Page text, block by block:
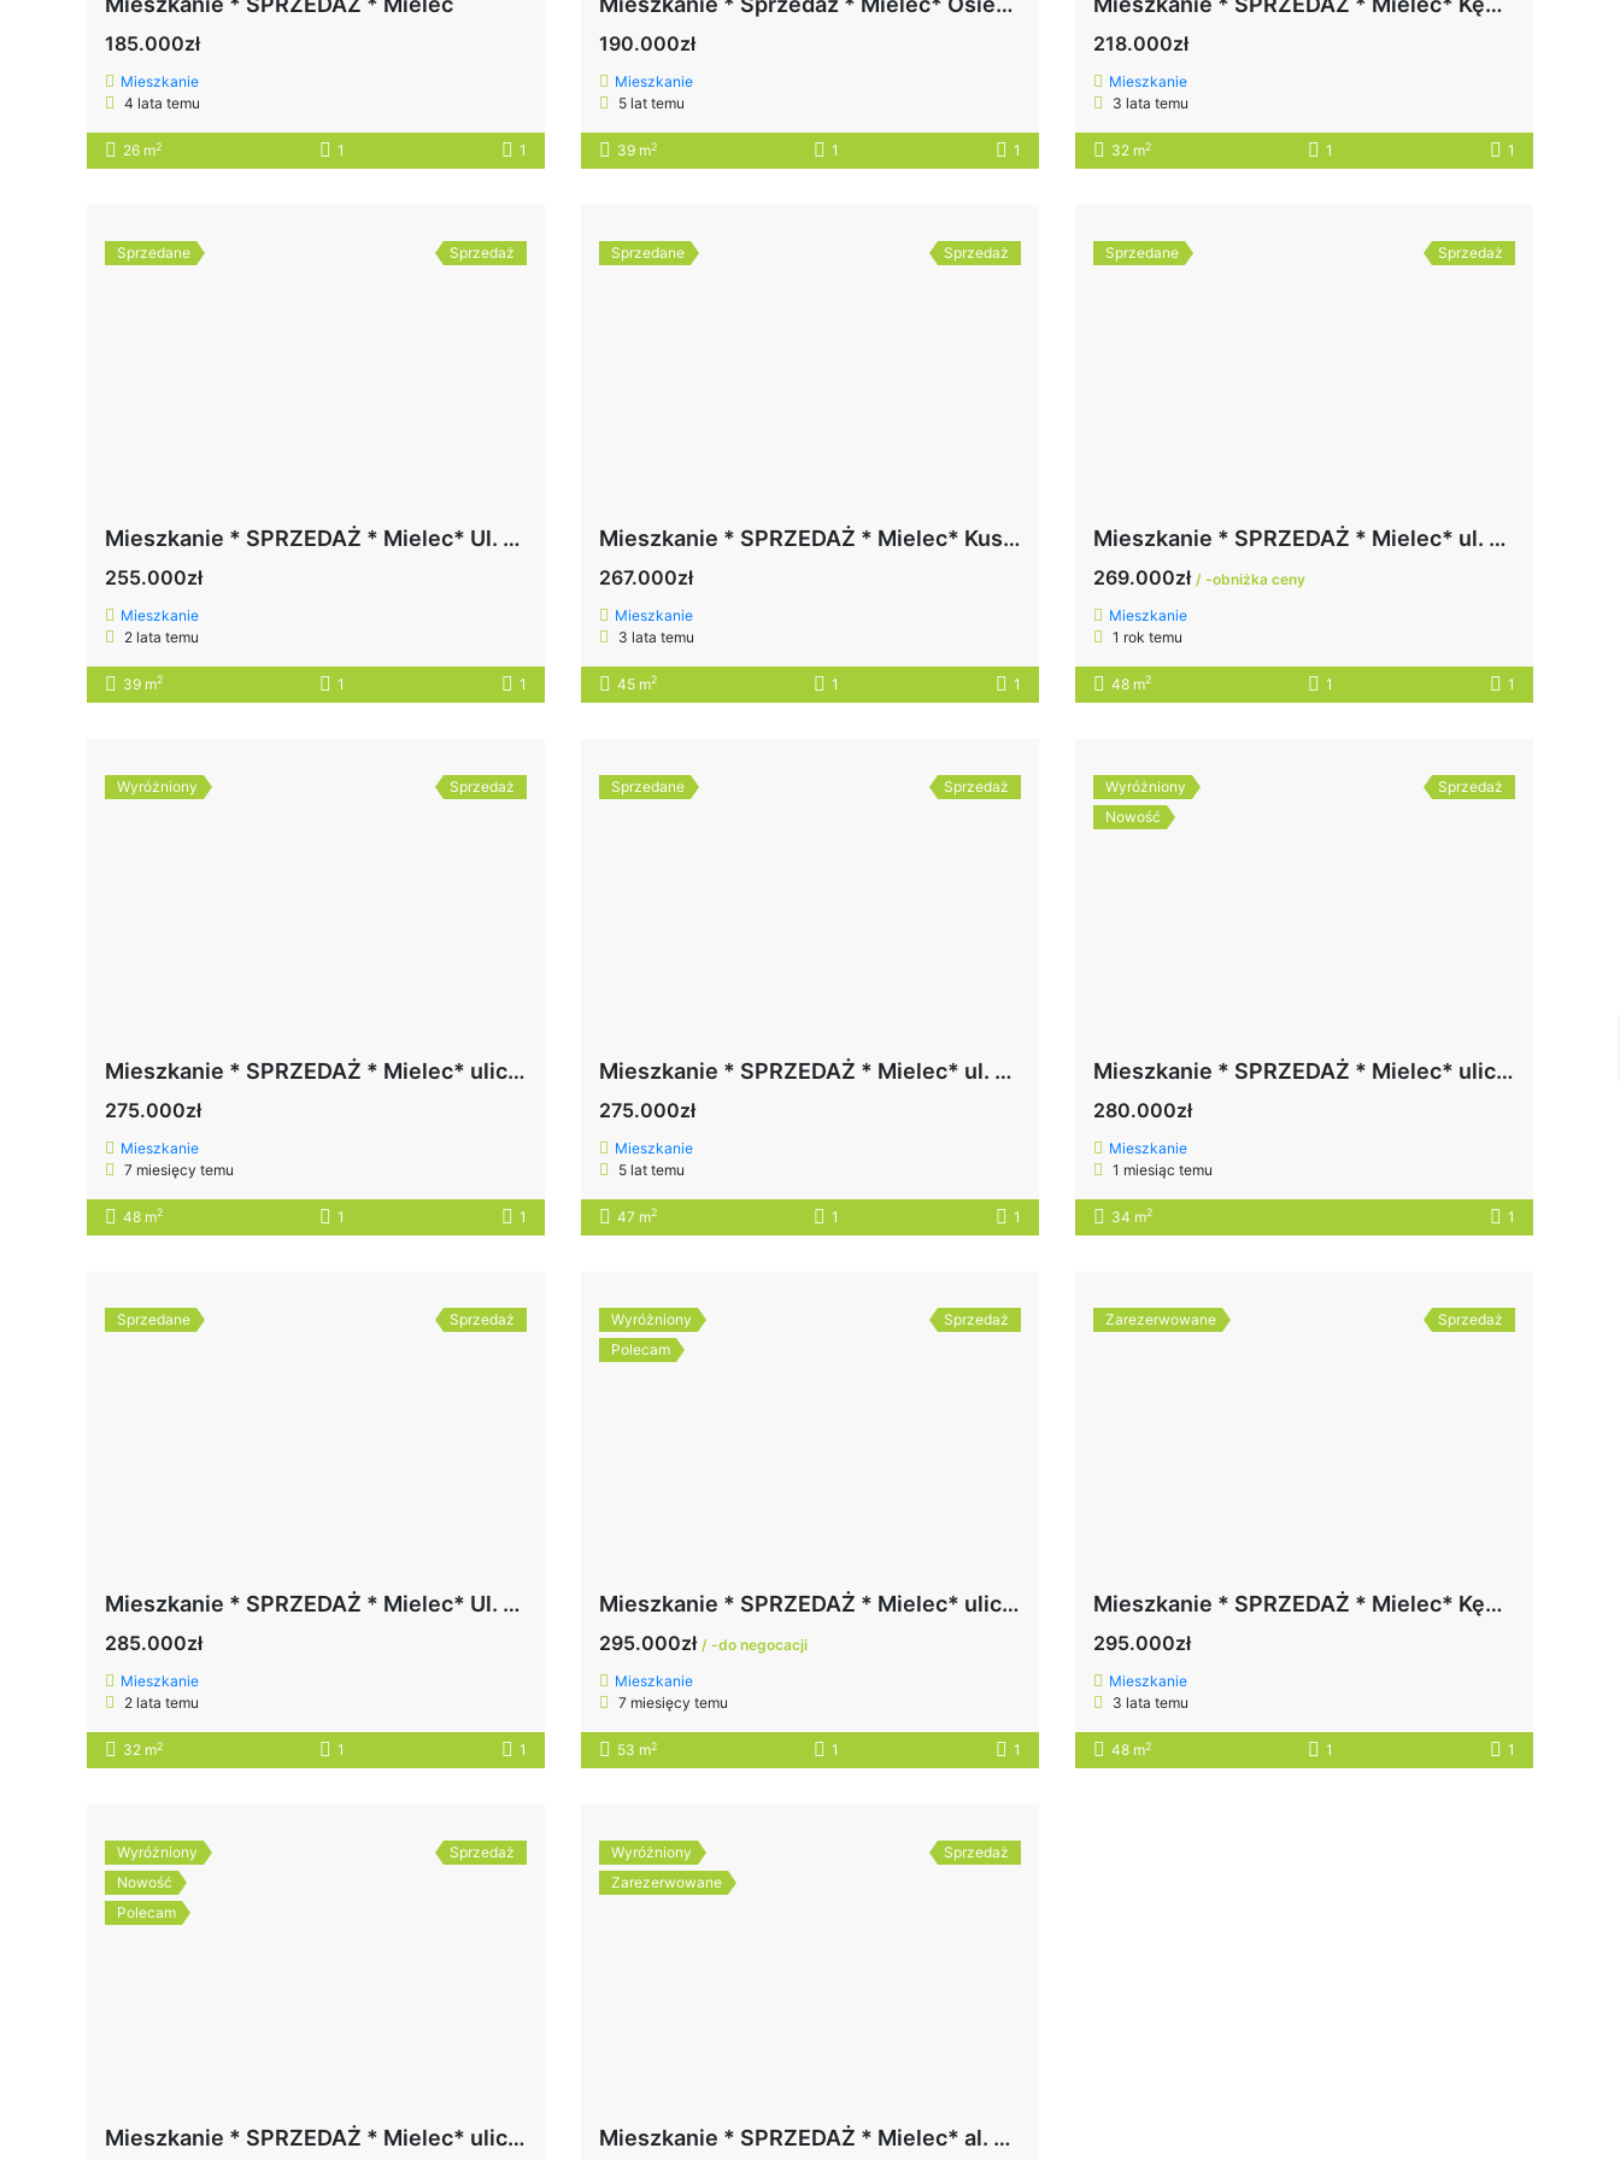
185.000zł
Mieszkanie
4 lata temu
26 m2 1 1
190.000zł
Mieszkanie
5 lat temu
39 m2 1 1
218.000zł
Mieszkanie
3 lata temu
32 m2 1 1
Sprzedane Sprzedaż
Mieszkanie * SPRZEDAŻ * Mielec* Ul. Kusocińskiego
255.000zł
Mieszkanie
2 lata temu
39 m2 1 1
Sprzedane Sprzedaż
Mieszkanie * SPRZEDAŻ * Mielec* Kusocińskiego
267.000zł
Mieszkanie
3 lata temu
45 m2 1 1
Sprzedane Sprzedaż
Mieszkanie * SPRZEDAŻ * Mielec* ul. Tetmajera*SPRZEDANE
269.000zł / -obniżka ceny
Mieszkanie
1 rok temu
48 m2 1 1
Wyróżniony Sprzedaż
Mieszkanie * SPRZEDAŻ * Mielec* ulica Bajana
275.000zł
Mieszkanie
7 miesięcy temu
48 m2 1 1
Sprzedane Sprzedaż
Mieszkanie * SPRZEDAŻ * Mielec* ul. Kraszewskiego
275.000zł
Mieszkanie
5 lat temu
47 m2 1 1
Wyróżniony
Nowość
Sprzedaż
Mieszkanie * SPRZEDAŻ * Mielec* ulica Kusocińskiego
280.000zł
Mieszkanie
1 miesiąc temu
34 m2 1
Sprzedane Sprzedaż
Mieszkanie * SPRZEDAŻ * Mielec* Ul. Hugo Kołłątaja*REZERWACJA !
285.000zł
Mieszkanie
2 lata temu
32 m2 1 1
Wyróżniony
Polecam
Sprzedaż
Mieszkanie * SPRZEDAŻ * Mielec* ulica Kusocińskiego
295.000zł / -do negocacji
Mieszkanie
7 miesięcy temu
53 m2 1 1
Zarezerwowane Sprzedaż
Mieszkanie * SPRZEDAŻ * Mielec* Kędziora
295.000zł
Mieszkanie
3 lata temu
48 m2 1 1
Wyróżniony
Nowość
Polecam
Sprzedaż
Mieszkanie * SPRZEDAŻ * Mielec* ulica Solskiego
Wyróżniony
Zarezerwowane
Sprzedaż
Mieszkanie * SPRZEDAŻ * Mielec* al. Ducha Świętego